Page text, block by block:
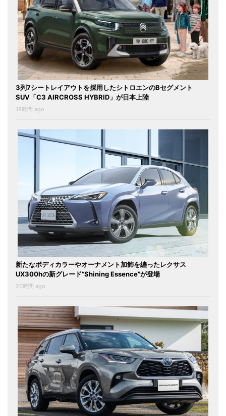
3列7シートレイアウトを採用したシトロエンのBセグメント
SUV「C3 AIRCROSS HYBRID」が日本上陸
18時間 ago
新たなボディカラーやオーナメント加飾を纏ったレクサス
UX300hの新グレード“Shining Essence”が登場
20時間 ago